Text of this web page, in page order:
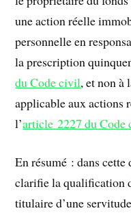
une action réelle
personnelle en
la prescription
du Code civil, et non à
applicable aux actions
l’article 2227 du Code
En résumé : dans
clarifie la qualification
titulaire d’une